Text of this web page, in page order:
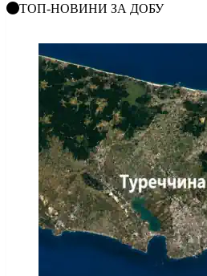
ТОП-НОВИНИ ЗА ДОБУ